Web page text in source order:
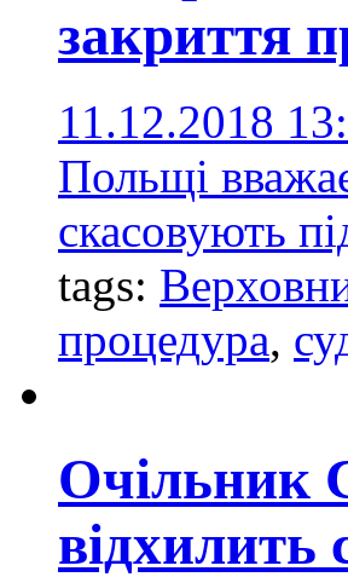
закриття
11.12.2018
Польщі
скасовують
tags:
процедура,
Очільник
відхилить